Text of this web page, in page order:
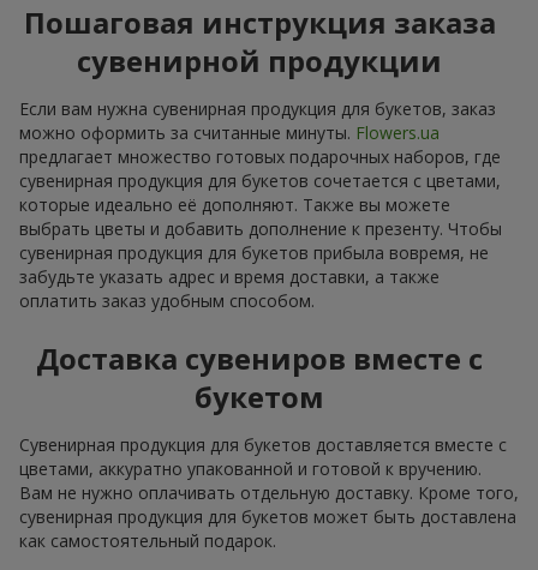
Пошаговая инструкция заказа
сувенирной продукции
Если вам нужна сувенирная продукция для букетов, заказ
можно оформить за считанные минуты. Flowers.ua
предлагает множество готовых подарочных наборов, где
сувенирная продукция для букетов сочетается с цветами,
которые идеально её дополняют. Также вы можете
выбрать цветы и добавить дополнение к презенту. Чтобы
сувенирная продукция для букетов прибыла вовремя, не
забудьте указать адрес и время доставки, а также
оплатить заказ удобным способом.
Доставка сувениров вместе с
букетом
Сувенирная продукция для букетов доставляется вместе с
цветами, аккуратно упакованной и готовой к вручению.
Вам не нужно оплачивать отдельную доставку. Кроме того,
сувенирная продукция для букетов может быть доставлена
как самостоятельный подарок.